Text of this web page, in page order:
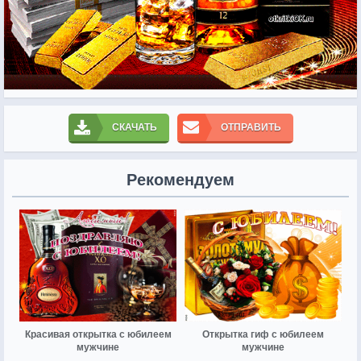
СКАЧАТЬ ОТПРАВИТЬ
Рекомендуем
Красивая открытка с юбилеем
мужчине
Открытка гиф с юбилеем
мужчине